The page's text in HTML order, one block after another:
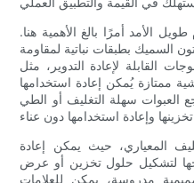
طويل الأمد أمرًا بالغ الأهمية هنا.
السميك بطبقات نباتية لمقاومة
القابلة لإعادة التدوير، مثل
ممتازة يُمكن إعادة استخدامها
العبوات سهلة التغليف أو الطي
المعياري، حيث يمكن إعادة
لتشكيل حلول تخزين أو عرض
مدروسة، يمكن للعلامات